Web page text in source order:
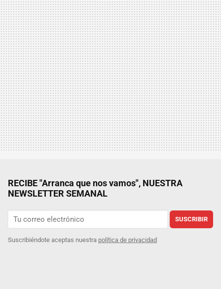
RECIBE "Arranca que nos vamos", NUESTRA
NEWSLETTER SEMANAL
SUSCRIBIR
Suscribiéndote aceptas nuestra política de privacidad